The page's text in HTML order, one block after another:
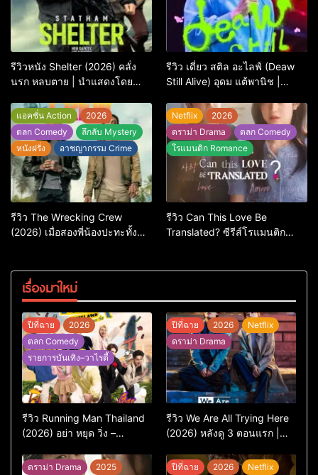
รีวิวหนัง Shelter (2026) คลั่ง
นรก หลบตาย | นำแสดงโดย
รีวิว เดี่ยว สติล อะไลฟ์ (Deaw
Still Alive) อุดม แต้พานิช |
แอคชั่น Action
2026
ตลก Comedy
ลึกลับ Mystery
หนังฝรั่ง
อาชญากรรม Crime
รีวิว The Wrecking Crew
(2026) เมื่อสองพี่น้องปะทะทั้ง
Netflix
2026
ดราม่า Drama
ตลก Comedy
โรแมนติก Romance
รีวิว Can This Love Be
Translated? ซีรีส์โรแมนติก
เรื่องมาใหม่
ปีที่ฉาย
2026
ตลก Comedy
รายการบันเทิง–วาไรตี้
รีวิว Running Man Thailand
(2026) อย่า หยุด วิ่ง –
ต้นฉบับเกาหลี
ปีที่ฉาย 2026
Netflix
ดราม่า Drama
รีวิว We Are All Trying Here
(2026) หลังดู 3 ตอนแรก |
แต่ยังไปไม่ถึงไหน
ดราม่า Drama
2025
ปีที่ฉาย 2026
Netflix